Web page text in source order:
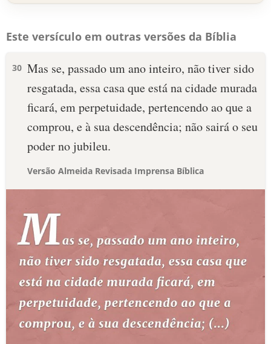
Este versículo em outras versões da Bíblia
30 Mas se, passado um ano inteiro, não tiver sido
resgatada, essa casa que está na cidade murada
ficará, em perpetuidade, pertencendo ao que a
comprou, e à sua descendência; não sairá o seu
poder no jubileu.
Versão Almeida Revisada Imprensa Bíblica